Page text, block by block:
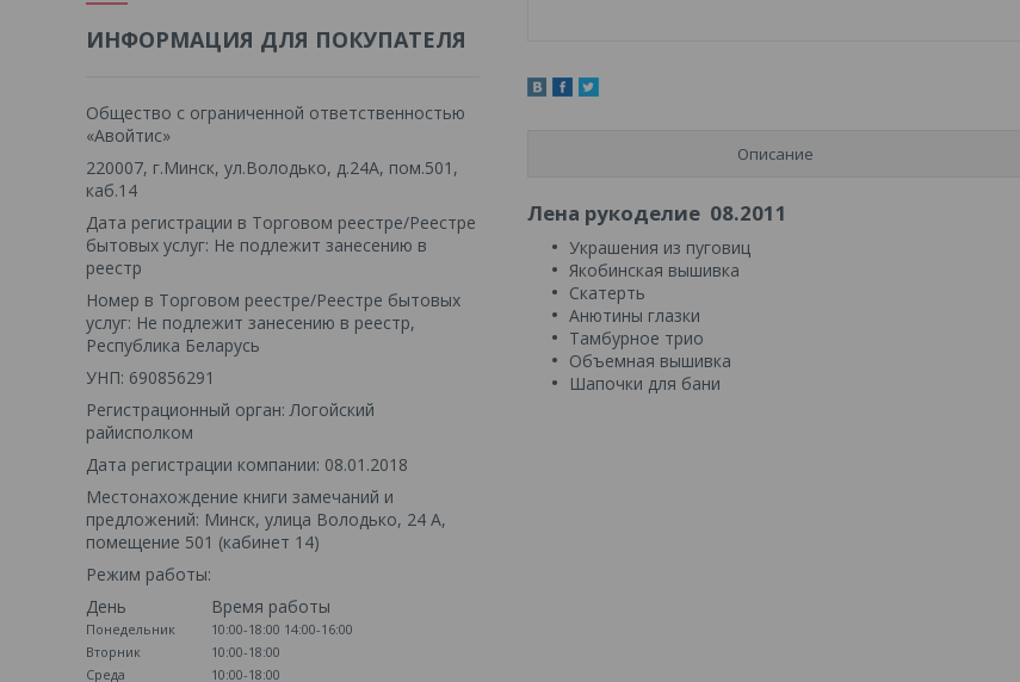
Описание
Лена рукоделие 08.2011
Украшения из пуговиц
Якобинская вышивка
Скатерть
Анютины глазки
Тамбурное трио
Объемная вышивка
Шапочки для бани
ИНФОРМАЦИЯ ДЛЯ ПОКУПАТЕЛЯ
Общество с ограниченной ответственностью
«Авойтис»
220007, г.Минск, ул.Володько, д.24А, пом.501,
каб.14
Дата регистрации в Торговом реестре/Реестре
бытовых услуг: Не подлежит занесению в
реестр
Номер в Торговом реестре/Реестре бытовых
услуг: Не подлежит занесению в реестр,
Республика Беларусь
УНП: 690856291
Регистрационный орган: Логойский
райисполком
Дата регистрации компании: 08.01.2018
Местонахождение книги замечаний и
предложений: Минск, улица Володько, 24 А,
помещение 501 (кабинет 14)
Режим работы:
День
Время работы
Понедельник 10:00-18:00 14:00-16:00
Вторник
10:00-18:00
Среда
10:00-18:00